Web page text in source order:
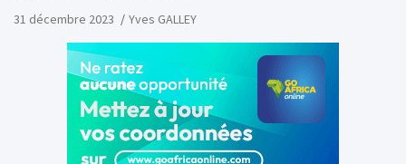
31 décembre 2023 Yves GALLEY